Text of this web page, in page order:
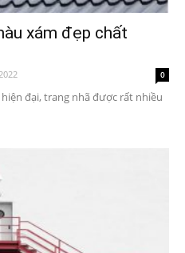
xám đẹp chất
0
đại, trang nhã được rất nhiều